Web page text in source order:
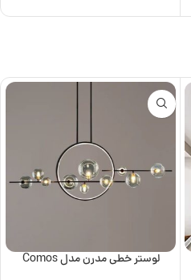
لوستر خطی مدرن مدل Comos